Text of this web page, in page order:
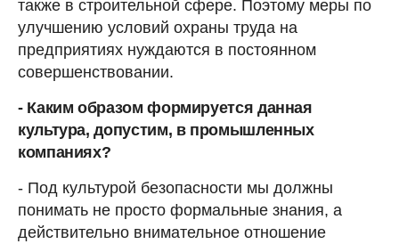
также в строительной сфере. Поэтому меры по
улучшению условий охраны труда на
предприятиях нуждаются в постоянном
совершенствовании.
- Каким образом формируется данная
культура, допустим, в промышленных
компаниях?
- Под культурой безопасности мы должны
понимать не просто формальные знания, а
действительно внимательное отношение